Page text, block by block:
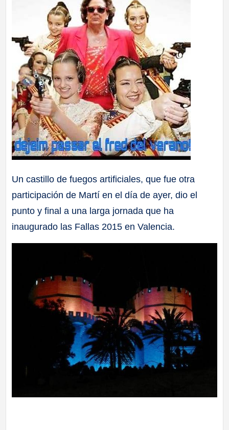
Un castillo de fuegos artificiales, que fue otra
participación de Martí en el día de ayer, dio el
punto y final a una larga jornada que ha
inaugurado las Fallas 2015 en Valencia.